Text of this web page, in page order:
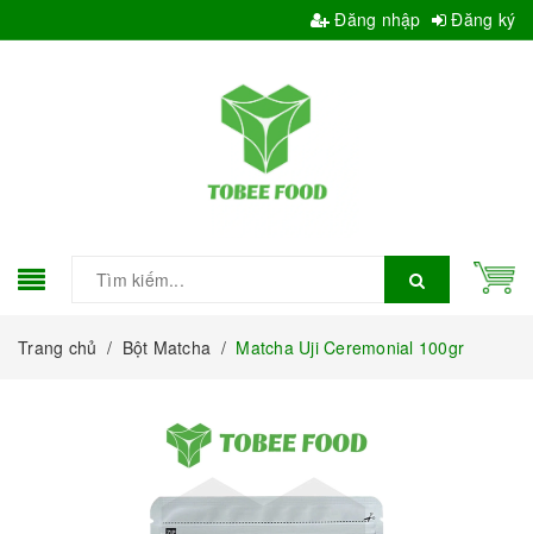
Đăng nhập Đăng ký
Trang chủ / Bột Matcha / Matcha Uji Ceremonial 100gr